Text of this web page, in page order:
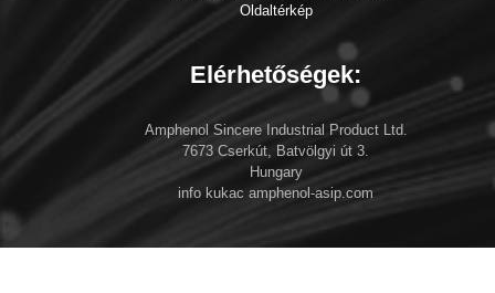
Oldaltérkép
Elérhetőségek:
Amphenol Sincere Industrial Product Ltd.
7673 Cserkút, Batvölgyi út 3.
Hungary
info kukac amphenol-asip.com